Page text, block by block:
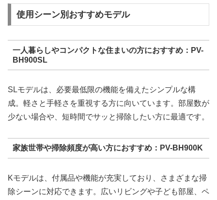
使用シーン別おすすめモデル
一人暮らしやコンパクトな住まいの方におすすめ：PV-
BH900SL
SLモデルは、必要最低限の機能を備えたシンプルな構
成。軽さと手軽さを重視する方に向いています。部屋数が
少ない場合や、短時間でサッと掃除したい方に最適です。
家族世帯や掃除頻度が高い方におすすめ：PV-BH900K
Kモデルは、付属品や機能が充実しており、さまざまな掃
除シーンに対応できます。広いリビングや子ども部屋、ペ